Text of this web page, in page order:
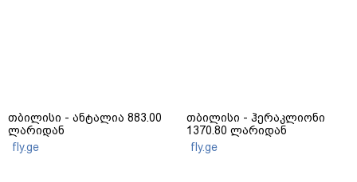
თბილისი - ანტალია 883.00
ლარიდან
fly.ge
თბილისი - ჰერაკლიონი
1370.80 ლარიდან
fly.ge